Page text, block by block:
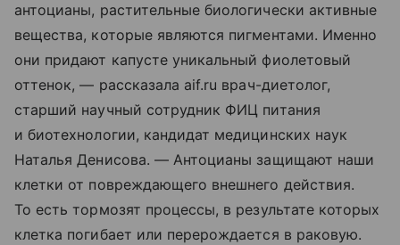
антоцианы, растительные биологически активные
вещества, которые являются пигментами. Именно
они придают капусте уникальный фиолетовый
оттенок, — рассказала aif.ru врач-диетолог,
старший научный сотрудник ФИЦ питания
и биотехнологии, кандидат медицинских наук
Наталья Денисова. — Антоцианы защищают наши
клетки от повреждающего внешнего действия.
То есть тормозят процессы, в результате которых
клетка погибает или перерождается в раковую.